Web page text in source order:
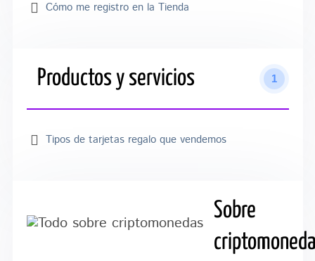
Cómo me registro en la Tienda
Productos y servicios 1
Tipos de tarjetas regalo que vendemos
Sobre